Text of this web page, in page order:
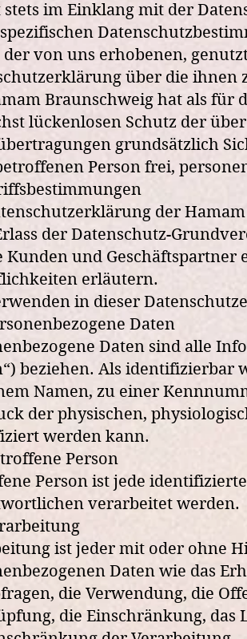
im Einklang mit der
der von uns erhobenen,
über die ihnen
Braunschweig hat als für
lückenlosen Schutz der
grundsätzlich
Person frei,
der
der Datenschutz-
Kunden und
erläutern.
in dieser
Daten
Daten sind alle
beziehen. Als
Namen, zu einer
der physischen,
werden kann.
Person
Person ist jede
verarbeitet werden.
ist jeder mit oder ohne
Daten wie das
die Verwendung, die
die Einschränkung, das